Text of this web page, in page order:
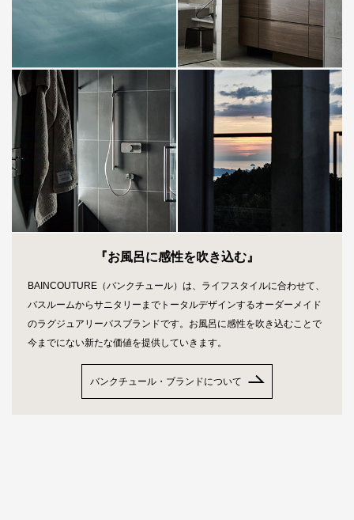
『お風呂に感性を吹き込む』
BAINCOUTURE（バンクチュール）は、ライフスタイルに合わせて、
バスルームからサニタリーまでトータルデザインするオーダーメイド
のラグジュアリーバスブランドです。お風呂に感性を吹き込むことで
今までにない新たな価値を提供していきます。
バンクチュール・ブランドについて